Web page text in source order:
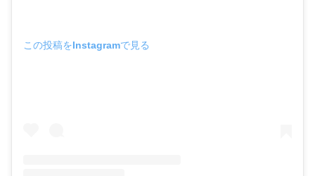
この投稿をInstagramで見る